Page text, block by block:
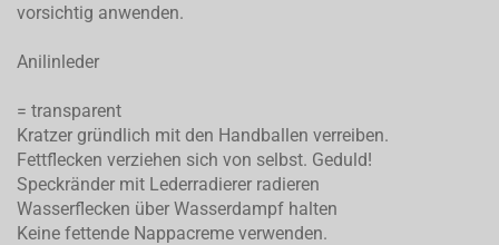
vorsichtig anwenden.
Anilinleder
= transparent
Kratzer gründlich mit den Handballen verreiben.
Fettflecken verziehen sich von selbst. Geduld!
Speckränder mit Lederradierer radieren
Wasserflecken über Wasserdampf halten
Keine fettende Nappacreme verwenden.